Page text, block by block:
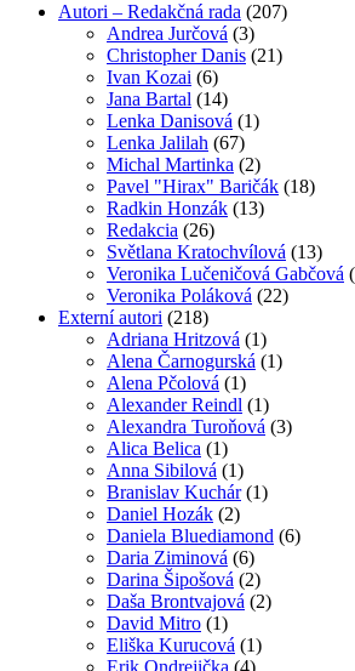
Autori – Redakčná rada (207)
Andrea Jurčová (3)
Christopher Danis (21)
Ivan Kozai (6)
Jana Bartal (14)
Lenka Danisová (1)
Lenka Jalilah (67)
Michal Martinka (2)
Pavel "Hirax" Baričák (18)
Radkin Honzák (13)
Redakcia (26)
Světlana Kratochvílová (13)
Veronika Lučeničová Gabčová
Veronika Poláková (22)
Externí autori (218)
Adriana Hritzová (1)
Alena Čarnogurská (1)
Alena Pčolová (1)
Alexander Reindl (1)
Alexandra Turoňová (3)
Alica Belica (1)
Anna Sibilová (1)
Branislav Kuchár(1)
Daniel Hozák (2)
Daniela Bluediamond (6)
Daria Ziminová (6)
Darina Šipošová (2)
Daša Brontvajová (2)
David Mitro (1)
Eliška Kurucová (1)